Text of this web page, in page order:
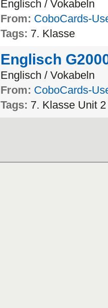
Englisch / Vokabeln
From: CoboCards-
Tags: 7. Klasse
Englisch
Englisch / Vokabeln
From: CoboCards-
Tags: 7. Klasse Unit 2